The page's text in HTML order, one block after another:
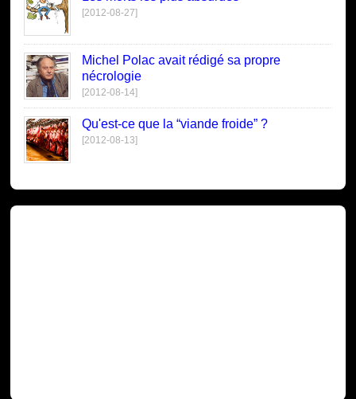
[2012-08-27]
Michel Polac avait rédigé sa propre
nécrologie
[2012-08-14]
Qu'est-ce que la “viande froide” ?
[2012-08-13]